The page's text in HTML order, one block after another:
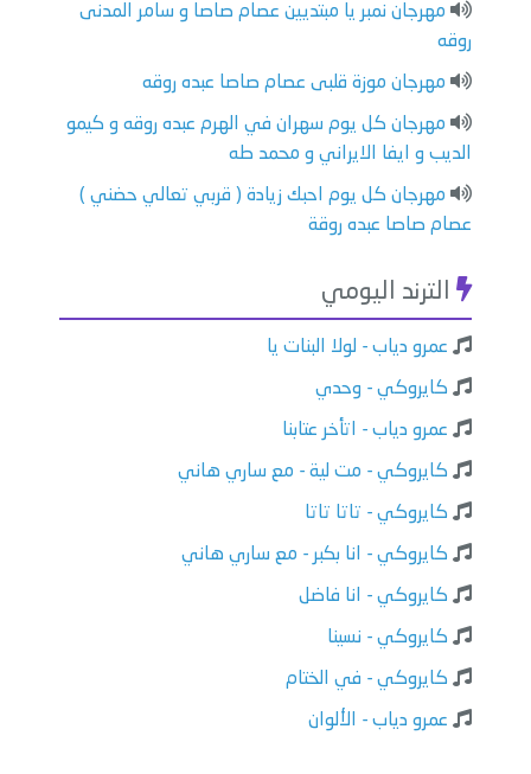
مهرجان نمبر يا مبتديين عصام صاصا و سامر المدنى
روقه
مهرجان موزة قلبى عصام صاصا عبده روقه
مهرجان كل يوم سهران في الهرم عبده روقه و كيمو
الديب و ايفا الايراني و محمد طه
مهرجان كل يوم احبك زيادة ( قربي تعالي حضني )
عصام صاصا عبده روقة
الترند اليومي
عمرو دياب - لولا البنات يا
كايروكي - وحدي
عمرو دياب - اتأخر عتابنا
كايروكي - مت لية - مع ساري هاني
كايروكي - تاتا تاتا
كايروكي - انا بكبر - مع ساري هاني
كايروكي - انا فاضل
كايروكي - نسينا
كايروكي - في الختام
عمرو دياب - الألوان